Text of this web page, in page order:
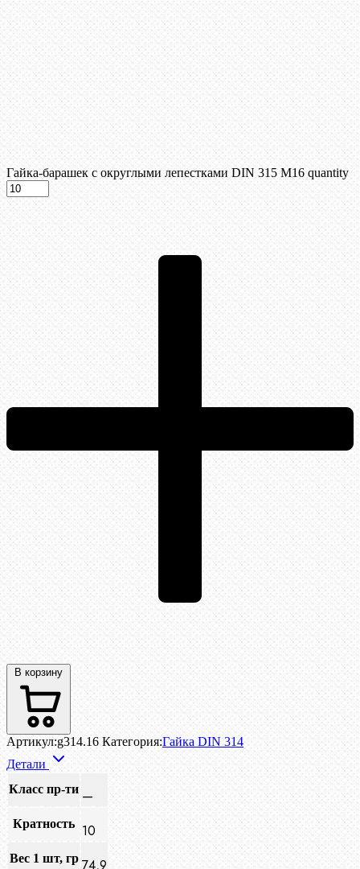
Гайка-барашек с округлыми лепестками DIN 315 М16 quantity
В корзину
Артикул:g314.16 Категория:Гайка DIN 314
Детали
Класс пр-ти —
Кратность 10
Вес 1 шт, гр